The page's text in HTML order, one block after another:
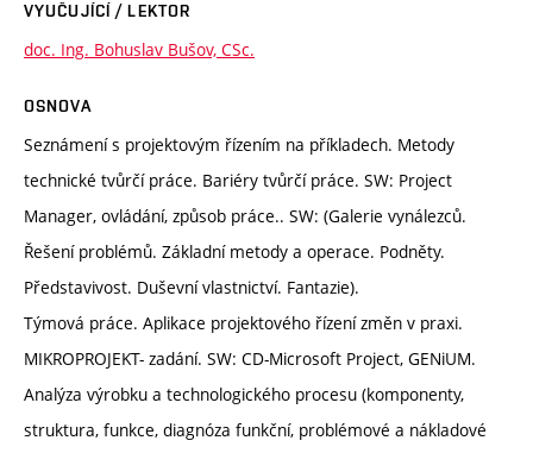
VYUČUJÍCÍ / LEKTOR
doc. Ing. Bohuslav Bušov, CSc.
OSNOVA
Seznámení s projektovým řízením na příkladech. Metody
technické tvůrčí práce. Bariéry tvůrčí práce. SW: Project
Manager, ovládání, způsob práce.. SW: (Galerie vynálezců.
Řešení problémů. Základní metody a operace. Podněty.
Představivost. Duševní vlastnictví. Fantazie).
Týmová práce. Aplikace projektového řízení změn v praxi.
MIKROPROJEKT- zadání. SW: CD-Microsoft Project, GENiUM.
Analýza výrobku a technologického procesu (komponenty,
struktura, funkce, diagnóza funkční, problémové a nákladové